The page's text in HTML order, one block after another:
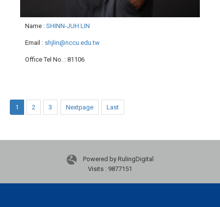
Name : SHINN-JUH LIN
Email : shjlin@nccu.edu.tw
Office Tel No. : 81106
1 2 3 Nextpage Last
Powered by RulingDigital
Visits : 9877151